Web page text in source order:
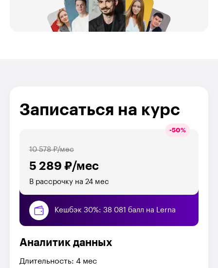
Записаться на курс
-50%
5 289 ₽/мес
10 578 ₽/мес
В рассрочку на 24 мес
Кешбэк 30%: 38 081 балл на Lerna
Аналитик данных
Длительность: 4 мес